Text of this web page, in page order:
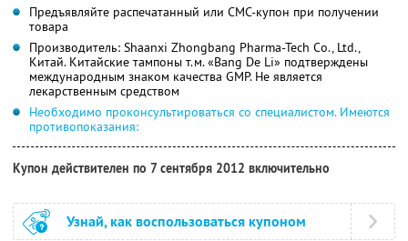
Предъявляйте распечатанный или СМС-купон при получении
товара
Производитель: Shaanxi Zhongbang Pharma-Tech Co., Ltd.,
Китай. Китайские тампоны т.м. «Bang De Li» подтверждены
международным знаком качества GMP. Не является
лекарственным средством
Необходимо проконсультироваться со специалистом. Имеются
противопоказания:
Купон действителен по 7 сентября 2012 включительно
Узнай, как воспользоваться купоном